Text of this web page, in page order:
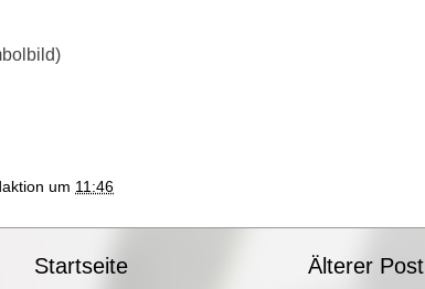
um 11:46
Älterer Post
Startseite